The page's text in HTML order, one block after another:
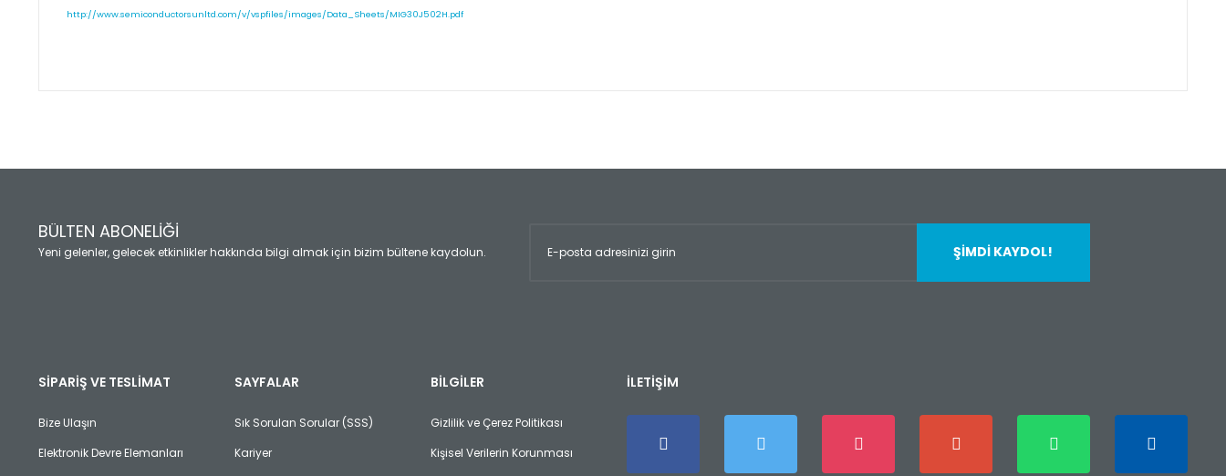
http://www.semiconductorsunltd.com/v/vspfiles/images/Data_Sheets/MIG30J502H.pdf
Yorum Yaz
Ürün açıklamasında eksik bilgiler bulunuyor.
Ürün fiyatı diğer sitelerden daha pahalı.
Bu ürüne benzer farklı alternatifler olmalı.
BÜLTEN ABONELİĞİ
Yeni gelenler, gelecek etkinlikler hakkında bilgi almak için bizim bültene kaydolun. ŞİMDİ KAYDOL!
SİPARİŞ VE TESLİMAT
Bize Ulaşın
Elektronik Devre Elemanları
SAYFALAR
Sık Sorulan Sorular (SSS)
Kariyer
BİLGİLER
Gizlilik ve Çerez Politikası
Kişisel Verilerin Korunması
İLETİŞİM